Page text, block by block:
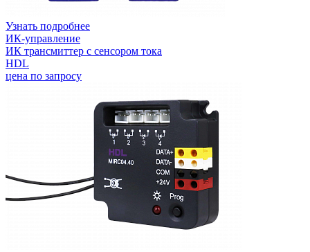
Узнать подробнее
ИК-управление
ИК трансмиттер с сенсором тока
HDL
цена по запросу